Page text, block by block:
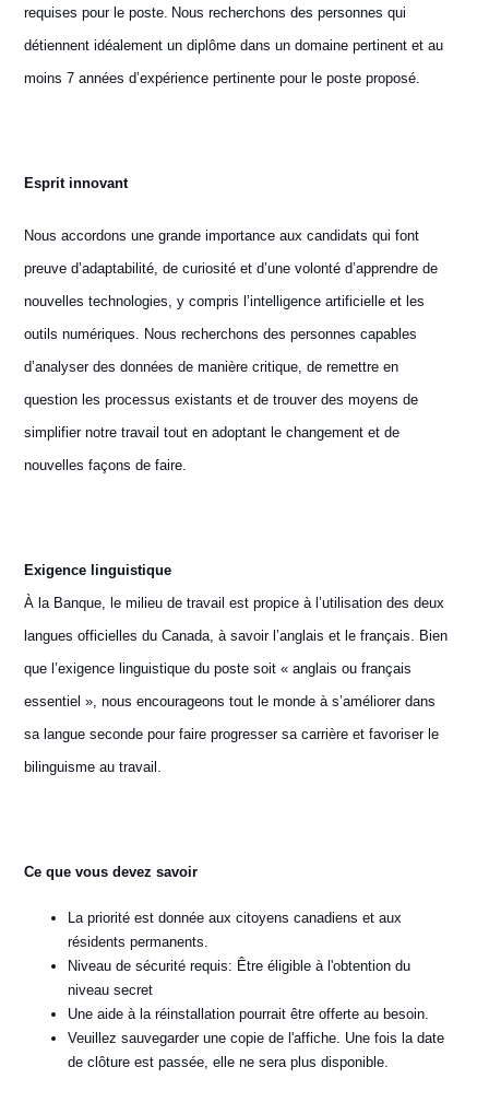
requises pour le poste. Nous recherchons des personnes qui
détiennent idéalement un diplôme dans un domaine pertinent et au
moins 7 années d’expérience pertinente pour le poste proposé.
Esprit innovant
Nous accordons une grande importance aux candidats qui font
preuve d’adaptabilité, de curiosité et d’une volonté d’apprendre de
nouvelles technologies, y compris l’intelligence artificielle et les
outils numériques. Nous recherchons des personnes capables
d’analyser des données de manière critique, de remettre en
question les processus existants et de trouver des moyens de
simplifier notre travail tout en adoptant le changement et de
nouvelles façons de faire.
Exigence linguistique
À la Banque, le milieu de travail est propice à l’utilisation des deux
langues officielles du Canada, à savoir l’anglais et le français. Bien
que l’exigence linguistique du poste soit « anglais ou français
essentiel », nous encourageons tout le monde à s’améliorer dans
sa langue seconde pour faire progresser sa carrière et favoriser le
bilinguisme au travail.
Ce que vous devez savoir
La priorité est donnée aux citoyens canadiens et aux
résidents permanents.
Niveau de sécurité requis: Être éligible à l'obtention du
niveau secret
Une aide à la réinstallation pourrait être offerte au besoin.
Veuillez sauvegarder une copie de l'affiche. Une fois la date
de clôture est passée, elle ne sera plus disponible.